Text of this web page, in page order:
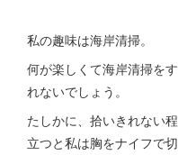
私の趣味は海岸清掃。
何が楽しくて海岸清掃を
れないでしょう。
たしかに、拾いきれない
立つと私は胸をナイフで